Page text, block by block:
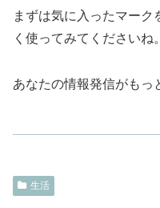
まずは気に入ったマー
く使ってみてくださいね。
あなたの情報発信がもっ
生活